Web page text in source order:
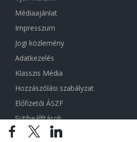
Médiaajánlat
Impresszum
Jogi közlemény
Adatkezelés
Klasszis Média
Hozzászólási szabályzat
Előfizetői ÁSZF
Sütibeállítások